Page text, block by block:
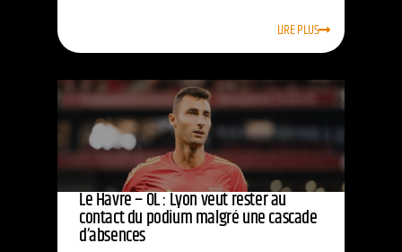
LIRE PLUS
Le Havre – OL : Lyon veut rester au
contact du podium malgré une cascade
d’absences